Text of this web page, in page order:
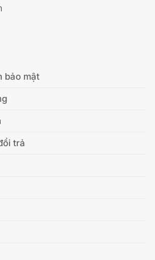
bảo mật
trả